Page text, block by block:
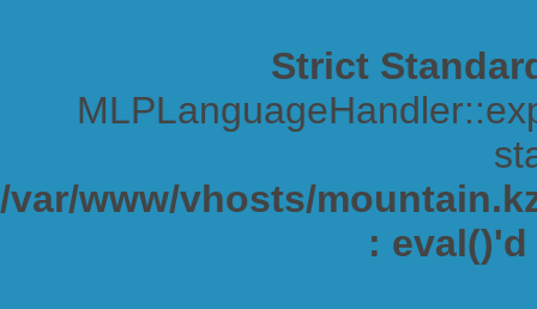
Strict
/var/www/vhosts/
: